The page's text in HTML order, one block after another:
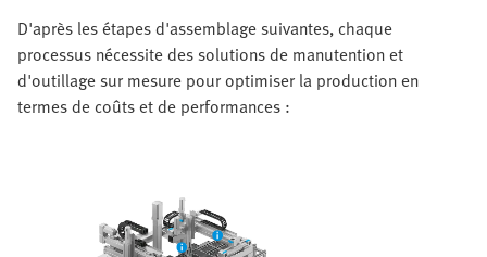
D'après les étapes d'assemblage suivantes, chaque
processus nécessite des solutions de manutention et
d'outillage sur mesure pour optimiser la production en
termes de coûts et de performances :